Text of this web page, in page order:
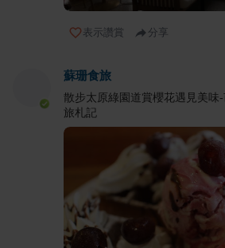
表示讚賞 分享
蘇珊食旅
散步太原綠園道賞櫻花遇見美味
旅札記